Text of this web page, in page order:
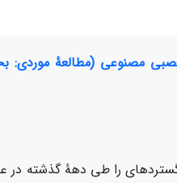
مصنوعی (مطالعۀ موردی:
را طی دهۀ گذشته در